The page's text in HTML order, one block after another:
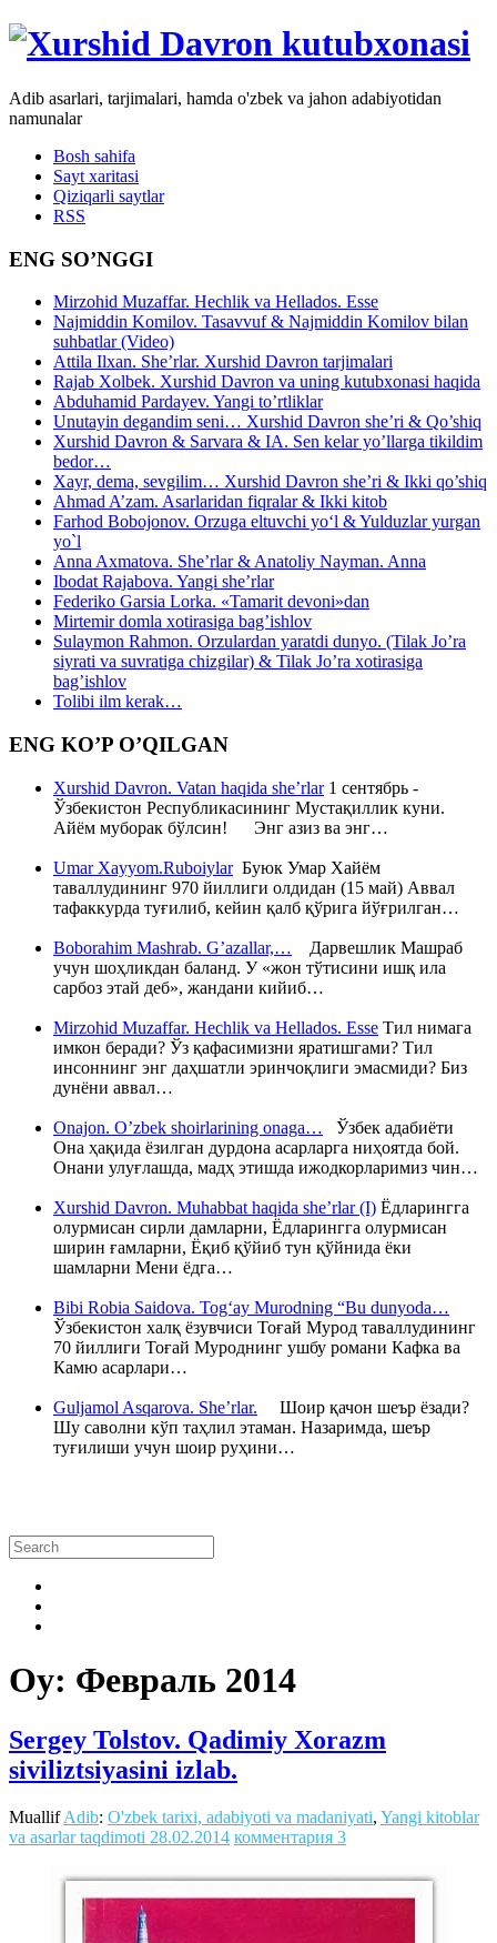
Adib asarlari, tarjimalari, hamda o'zbek va jahon adabiyotidan
namunalar
Bosh sahifa
Sayt xaritasi
Qiziqarli saytlar
RSS
ENG SO’NGGI
Mirzohid Muzaffar. Hechlik va Hellados. Esse
Najmiddin Komilov. Tasavvuf & Najmiddin Komilov bilan
suhbatlar (Video)
Attila Ilxan. She’rlar. Xurshid Davron tarjimalari
Rajab Xolbek. Xurshid Davron va uning kutubxonasi haqida
Abduhamid Pardayev. Yangi to’rtliklar
Unutayin degandim seni… Xurshid Davron she’ri & Qo’shiq
Xurshid Davron & Sarvara & IA. Sen kelar yo’llarga tikildim
bedor…
Xayr, dema, sevgilim… Xurshid Davron she’ri & Ikki qo’shiq
Ahmad A’zam. Asarlaridan fiqralar & Ikki kitob
Farhod Bobojonov. Orzuga eltuvchi yo‘l & Yulduzlar yurgan
yo`l
Anna Axmatova. She’rlar & Anatoliy Nayman. Anna
Ibodat Rajabova. Yangi she’rlar
Federiko Garsia Lorka. «Tamarit devoni»dan
Mirtemir domla xotirasiga bag’ishlov
Sulaymon Rahmon. Orzulardan yaratdi dunyo. (Tilak Jo’ra
siyrati va suvratiga chizgilar) & Tilak Jo’ra xotirasiga
bag’ishlov
Tolibi ilm kerak…
ENG KO’P O’QILGAN
Xurshid Davron. Vatan haqida she’rlar1 сентябрь -
Ўзбекистон Республикасининг Мустақиллик куни.
Айём муборак бўлсин! Энг азиз ва энг…
Umar Xayyom.RuboiylarБуюк Умар Хайём
таваллудининг 970 йиллиги олдидан (15 май) Аввал
тафаккурда туғилиб, кейин қалб қўрига йўғрилган…
Boborahim Mashrab. G’azallar,… Дарвешлик Машраб
учун шоҳликдан баланд. У «жон тўтисини ишқ ила
сарбоз этай деб», жандани кийиб…
Mirzohid Muzaffar. Hechlik va Hellados. Esse Тил нимага
имкон беради? Ўз қафасимизни яратишгами? Тил
инсоннинг энг даҳшатли эринчоқлиги эмасмиди? Биз
дунёни аввал…
Onajon. O’zbek shoirlarining onaga… Ўзбек адабиёти
Она ҳақида ёзилган дурдона асарларга ниҳоятда бой.
Онани улуғлашда, мадҳ этишда ижодкорларимиз чин…
Xurshid Davron. Muhabbat haqida she’rlar (I) Ёдларингга
олурмисан сирли дамларни, Ёдларингга олурмисан
ширин ғамларни, Ёқиб қўйиб тун қўйнида ёки
шамларни Мени ёдга…
Bibi Robia Saidova. Tog‘ay Murodning “Bu dunyoda…
Ўзбекистон халқ ёзувчиси Тоғай Мурод таваллудининг
70 йиллиги Тоғай Муроднинг ушбу романи Кафка ва
Камю асарлари…
Guljamol Asqarova. She’rlar. Шоир қачон шеър ёзади?
Шу саволни кўп таҳлил этаман. Назаримда, шеър
туғилиши учун шоир руҳини…
Oy: Февраль 2014
Sergey Tolstov. Qadimiy Xorazm
siviliztsiyasini izlab.
MuallifAdib: O'zbek tarixi, adabiyoti va madaniyati, Yangi kitoblar
va asarlar taqdimoti 28.02.2014 комментария 3